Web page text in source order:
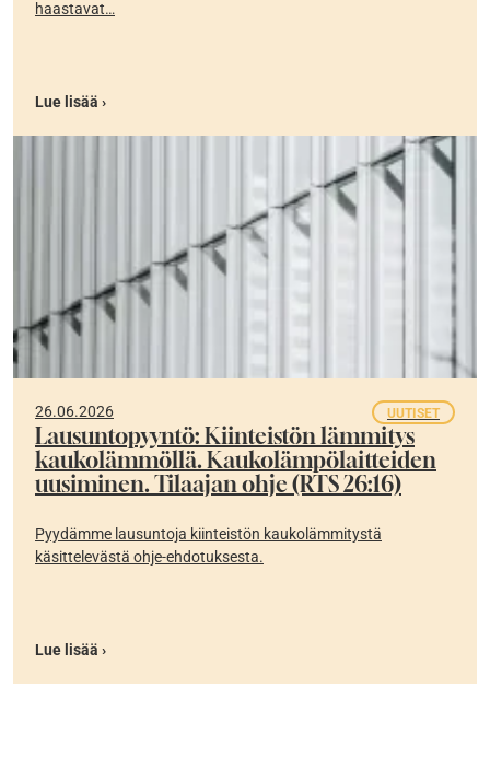
haastavat…
Lue lisää ›
26.06.2026 UUTISET
Lausuntopyyntö: Kiinteistön lämmitys
kaukolämmöllä. Kaukolämpölaitteiden
uusiminen. Tilaajan ohje (RTS 26:16)
Pyydämme lausuntoja kiinteistön kaukolämmitystä
käsittelevästä ohje-ehdotuksesta.
Lue lisää ›